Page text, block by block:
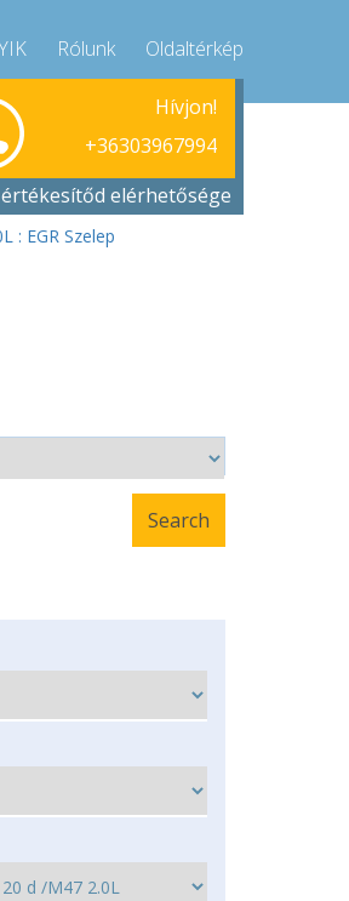
Rólunk Oldaltérkép
Hívjon!
+36303967994
értékesítőd elérhetősége
: EGR Szelep